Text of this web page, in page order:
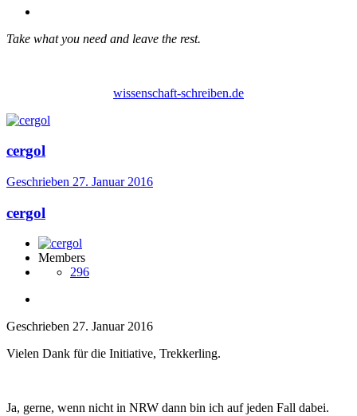
Take what you need and leave the rest.
wissenschaft-schreiben.de
cergol
Geschrieben 27. Januar 2016
cergol
Members
296
Geschrieben 27. Januar 2016
Vielen Dank für die Initiative, Trekkerling.
Ja, gerne, wenn nicht in NRW dann bin ich auf jeden Fall dabei.